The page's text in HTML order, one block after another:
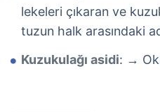
lekeleri çıkaran ve
tuzun halk arasındaki
Kuzukulağı asidi: →